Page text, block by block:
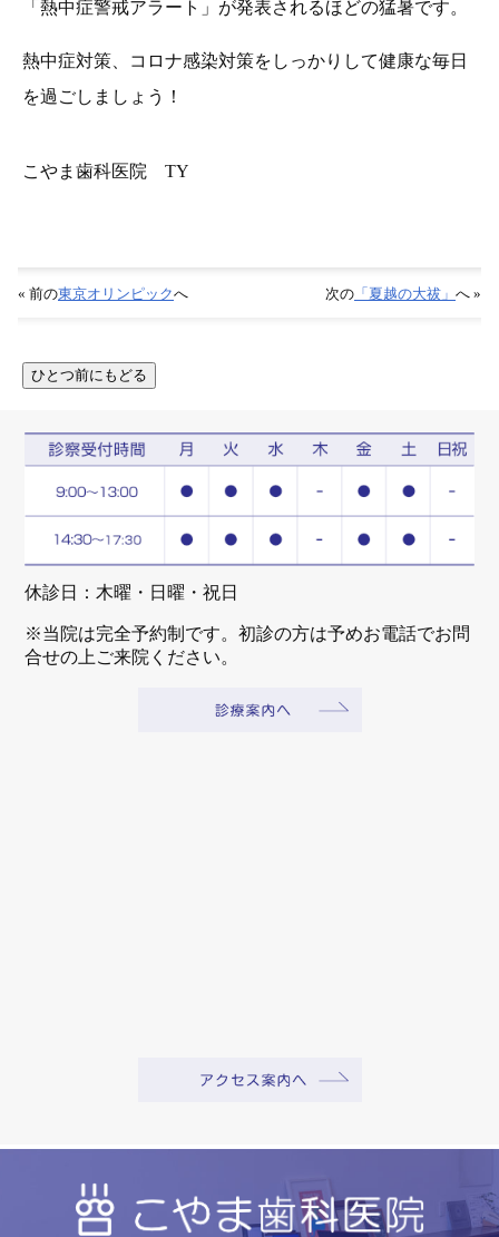
「熱中症警戒アラート」が発表されるほどの猛暑です。
熱中症対策、コロナ感染対策をしっかりして健康な毎日
を過ごしましょう！
こやま歯科医院 TY
« 前の東京オリンピックへ 次の 「夏越の大祓」 へ »
休診日：木曜・日曜・祝日
※当院は完全予約制です。初診の方は予めお電話でお問
合せの上ご来院ください。